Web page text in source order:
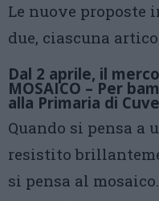
Le nuove proposte
due, ciascuna
Dal 2 aprile, il
MOSAICO – Per
alla Primaria di
Quando si pensa a
resistito
si pensa al